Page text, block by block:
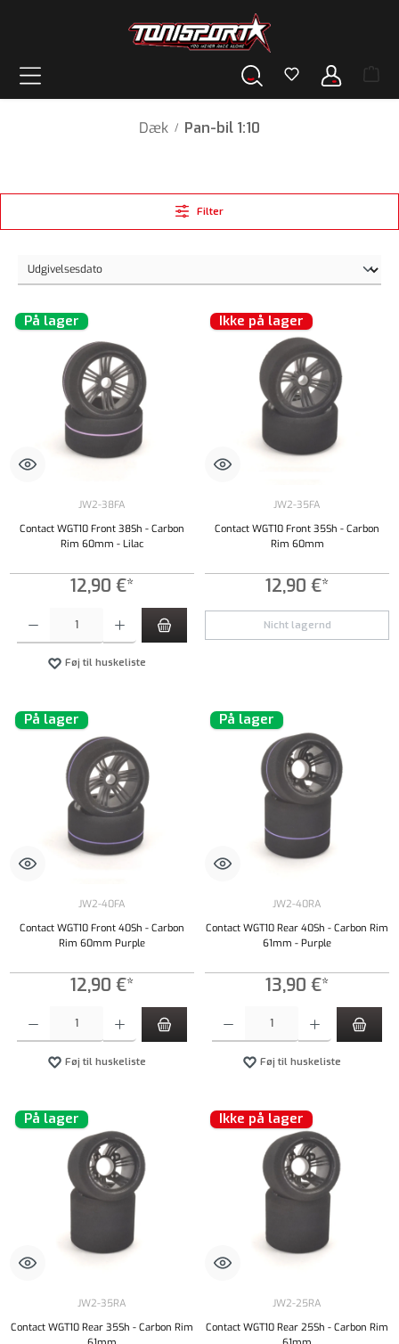
Dæk / Pan-bil 1:10
Filter
På lager
JW2-38FA
Contact WGT10 Front 38Sh - Carbon
Rim 60mm - Lilac
12,90 €*
Produktmængde: Indtast det ønskede beløb, eller brug knapperne til at øge eller formindske
Føj til huskeliste
Ikke på lager
JW2-35FA
Contact WGT10 Front 35Sh - Carbon
Rim 60mm
12,90 €*
Nicht lagernd
På lager
JW2-40FA
Contact WGT10 Front 40Sh - Carbon
Rim 60mm Purple
12,90 €*
Føj til huskeliste
På lager
JW2-40RA
Contact WGT10 Rear 40Sh - Carbon Rim
61mm - Purple
13,90 €*
Føj til huskeliste
På lager
JW2-35RA
Contact WGT10 Rear 35Sh - Carbon Rim
Ikke på lager
JW2-25RA
Contact WGT10 Rear 25Sh - Carbon Rim